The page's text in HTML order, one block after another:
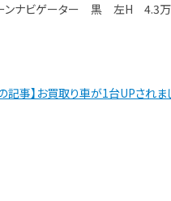
ンナビゲーター 黒 左H 4.3
記事】お買取り車が1台UPされま